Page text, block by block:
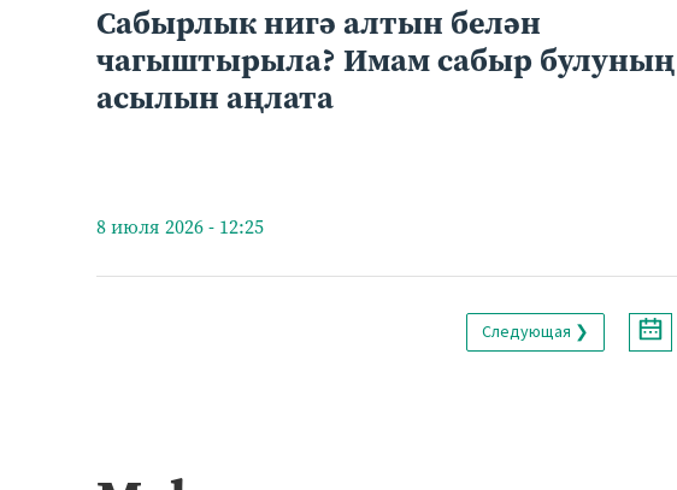
Сабырлык нигә алтын белән
чагыштырыла? Имам сабыр булуның
асылын аңлата
8 июля 2026 - 12:25
Следующая ❯